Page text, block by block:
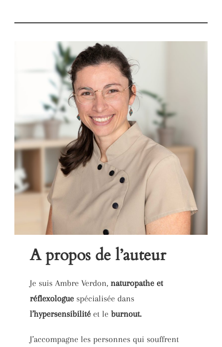
A propos de l’auteur
Je suis Ambre Verdon, naturopathe et
réflexologue spécialisée dans
l’hypersensibilité et leburnout.
J’accompagne les personnes qui souffrent